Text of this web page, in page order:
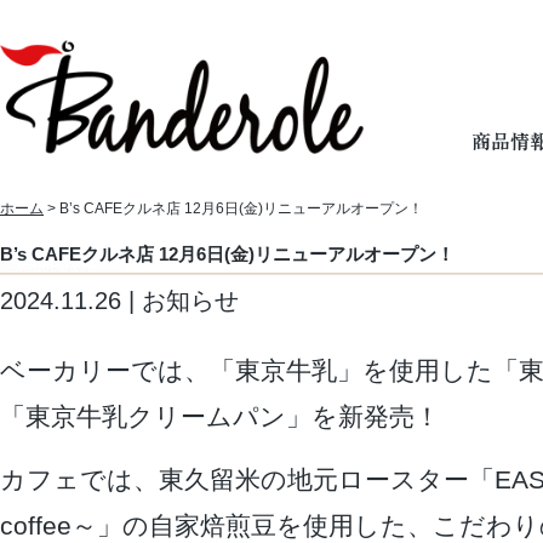
ホーム > B’s CAFEクルネ店 12月6日(金)リニューアルオープン！
B’s CAFEクルネ店 12月6日(金)リニューアルオープン！
2024.11.26 | お知らせ
ベーカリーでは、「東京牛乳」を使用した「
「東京牛乳クリームパン」を新発売！
カフェでは、東久留米の地元ロースター「
coffee～」の自家焙煎豆を使用した、こだわ